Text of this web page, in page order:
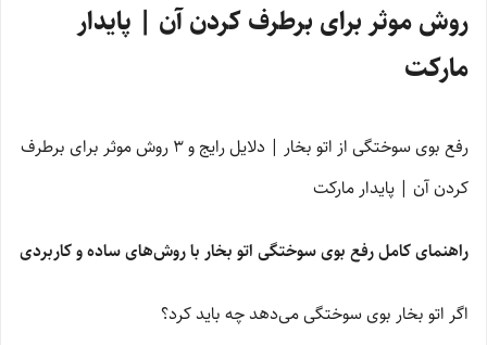
روش موثر برای برطرف کردن آن | پایدار
مارکت
رفع بوی سوختگی از اتو بخار | دلایل رایج و ۳ روش موثر برای برطرف
کردن آن | پایدار مارکت
راهنمای کامل رفع بوی سوختگی اتو بخار با روش‌های ساده و کاربردی
اگر اتو بخار بوی سوختگی می‌دهد چه باید کرد؟